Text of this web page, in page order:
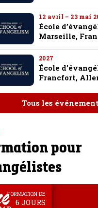
12 avril – 23 mai
École
Marseille,
2027
École
Francfort,
Tous les
pour
FORMATION DE
6 JOURS